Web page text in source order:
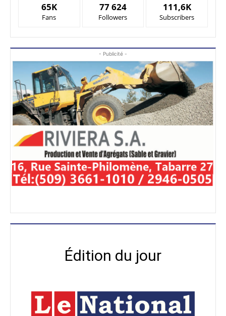
65K
Fans
77 624
Followers
111,6K
Subscribers
- Publicité -
Édition du jour